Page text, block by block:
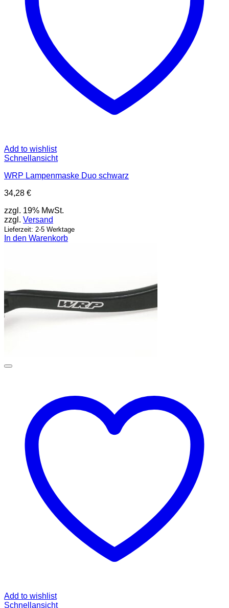
Add to wishlist
Schnellansicht
WRP Lampenmaske Duo schwarz
34,28 €
zzgl. 19% MwSt.
zzgl. Versand
Lieferzeit: 2-5 Werktage
In den Warenkorb
Add to wishlist
Schnellansicht